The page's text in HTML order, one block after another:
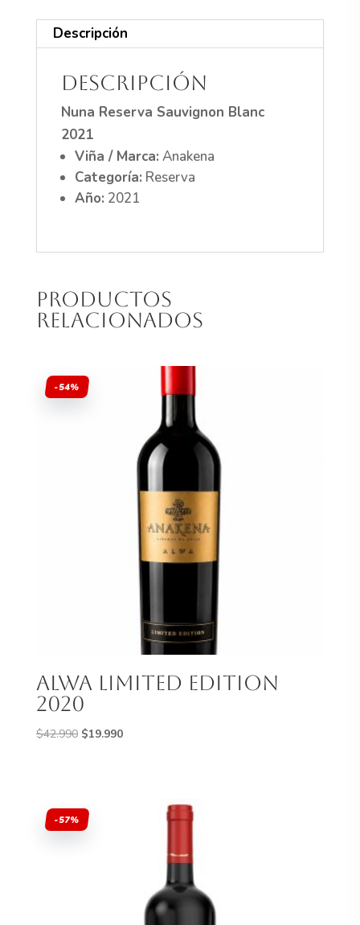
Descripción
Descripción
Nuna Reserva Sauvignon Blanc
2021
Viña / Marca: Anakena
Categoría: Reserva
Año: 2021
Productos
relacionados
-54%
Alwa Limited Edition
2020
$42.990 El
$42.990.
$19.990El
-57%